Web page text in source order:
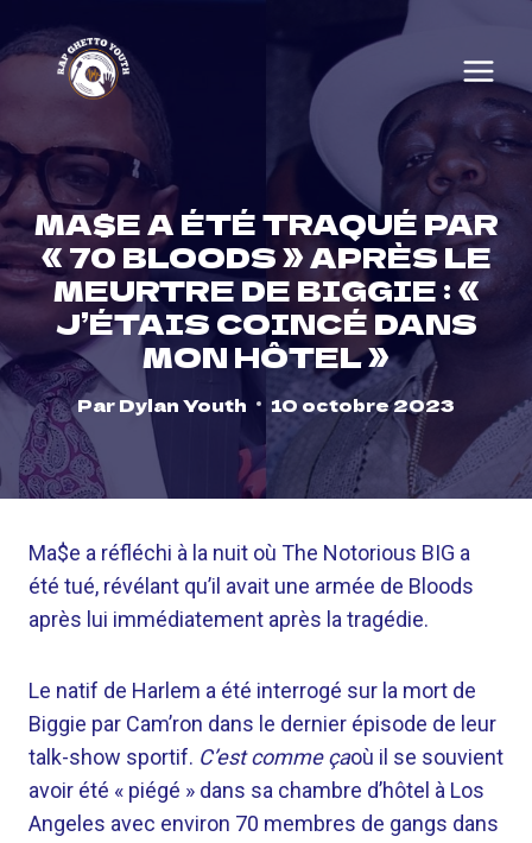
to
content
MA$E A ÉTÉ TRAQUÉ PAR
« 70 BLOODS » APRÈS LE
MEURTRE DE BIGGIE : «
J’ÉTAIS COINCÉ DANS
MON HÔTEL »
ParDylan Youth 10 octobre 2023
Ma$e a réfléchi à la nuit où The Notorious BIG a
été tué, révélant qu’il avait une armée de Bloods
après lui immédiatement après la tragédie.
Le natif de Harlem a été interrogé sur la mort de
Biggie par Cam’ron dans le dernier épisode de leur
talk-show sportif. C’est comme çaoù il se souvient
avoir été « piégé » dans sa chambre d’hôtel à Los
Angeles avec environ 70 membres de gangs dans